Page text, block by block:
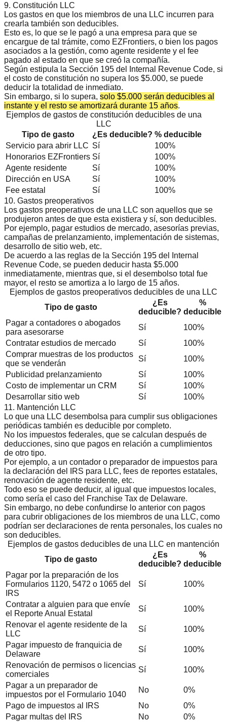
9. Constitución LLC
Los gastos en que los miembros de una LLC incurren para
crearla también son deducibles.
Esto es, lo que se le pagó a una empresa para que se
encargue de tal trámite, como EZFrontiers, o bien los pagos
asociados a la gestión, como agente residente y el fee
pagado al estado en que se creó la compañía.
Según estipula la Sección 195 del Internal Revenue Code, si
el costo de constitución no supera los $5.000, se puede
deducir la totalidad de inmediato.
Sin embargo, si lo supera, solo $5.000 serán deducibles al
instante y el resto se amortizará durante 15 años.
Tipo de gasto ¿Es deducible? % deducible
Servicio para abrir LLC Sí
100%
Honorarios EZFrontiers Sí
100%
Agente residente
Sí
100%
Dirección en USA
Sí
100%
Fee estatal
Sí 100%
Ejemplos de gastos de constitución deducibles de una
LLC
10. Gastos preoperativos
Los gastos preoperativos de una LLC son aquellos que se
produjeron antes de que esta existiera y sí, son deducibles.
Por ejemplo, pagar estudios de mercado, asesorías previas,
campañas de prelanzamiento, implementación de sistemas,
desarrollo de sitio web, etc.
De acuerdo a las reglas de la Sección 195 del Internal
Revenue Code, se pueden deducir hasta $5.000
inmediatamente, mientras que, si el desembolso total fue
mayor, el resto se amortiza a lo largo de 15 años.
Tipo de gasto
¿Es
deducible?
%
deducible
Pagar a contadores o abogados
para asesorarse
Sí
100%
Contratar estudios de mercado
Sí
100%
Comprar muestras de los productos
que se venderán
Sí
100%
Publicidad prelanzamiento
Sí
100%
Costo de implementar un CRM
Sí
100%
Desarrollar sitio web
Sí 100%
Ejemplos de gastos preoperativos deducibles de una LLC
11. Mantención LLC
Lo que una LLC desembolsa para cumplir sus obligaciones
periódicas también es deducible por completo.
No los impuestos federales, que se calculan después de
deducciones, sino que pagos en relación a cumplimientos
de otro tipo.
Por ejemplo, a un contador o preparador de impuestos para
la declaración del IRS para LLC, fees de reportes estatales,
renovación de agente residente, etc.
Todo eso se puede deducir, al igual que impuestos locales,
como sería el caso del Franchise Tax de Delaware.
Sin embargo, no debe confundirse lo anterior con pagos
para cubrir obligaciones de los miembros de una LLC, como
podrían ser declaraciones de renta personales, los cuales no
son deducibles.
Tipo de gasto
¿Es
deducible?
%
deducible
Pagar por la preparación de los
Formularios 1120, 5472 o 1065 del
IRS
Sí 100%
Contratar a alguien para que envíe
el Reporte Anual Estatal
Sí
100%
Renovar el agente residente de la
LLC
Sí
100%
Pagar impuesto de franquicia de
Delaware
Sí
100%
Renovación de permisos o licencias
comerciales
Sí
100%
Pagar a un preparador de
impuestos por el Formulario 1040
No
0%
Pago de impuestos al IRS
No
0%
Pagar multas del IRS
No 0%
Ejemplos de gastos deducibles de una LLC en mantención